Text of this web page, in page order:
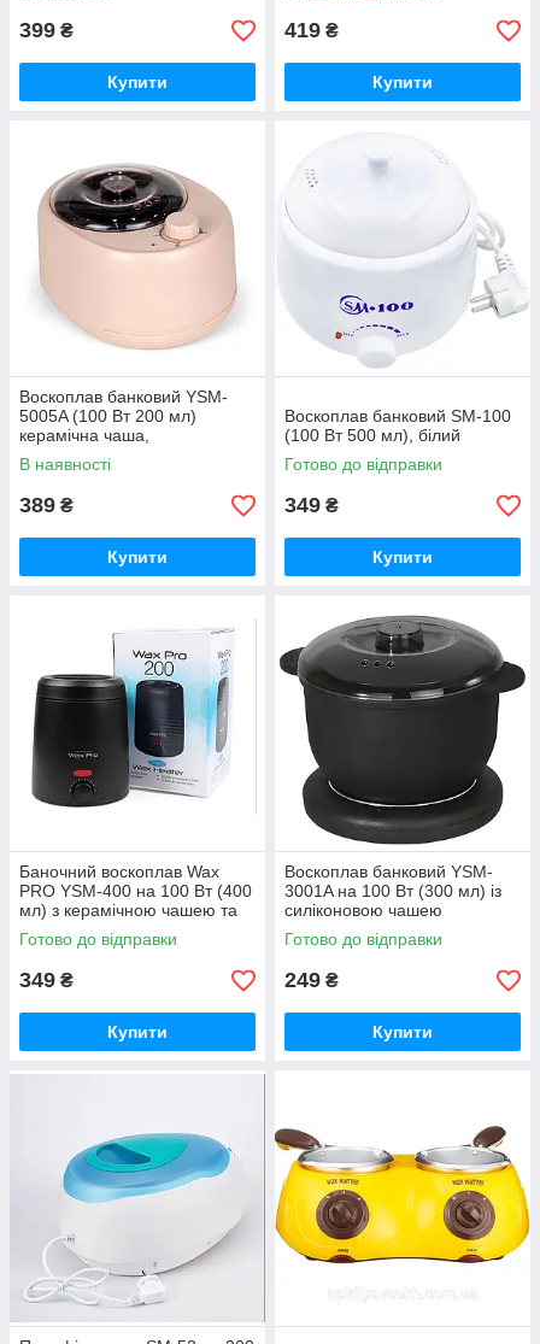
399 ₴
Купити
419 ₴
Купити
Воскоплав банковий YSM-
5005A (100 Вт 200 мл)
керамічна чаша,
терморегулятор
В наявності
389 ₴
Купити
Воскоплав банковий SM-100
(100 Вт 500 мл), білий
Готово до відправки
349 ₴
Купити
Баночний воскоплав Wax
PRO YSM-400 на 100 Вт (400
мл) з керамічною чашею та
регулятором температури
Готово до відправки
349 ₴
Купити
Воскоплав банковий YSM-
3001A на 100 Вт (300 мл) із
силіконовою чашею
Готово до відправки
249 ₴
Купити